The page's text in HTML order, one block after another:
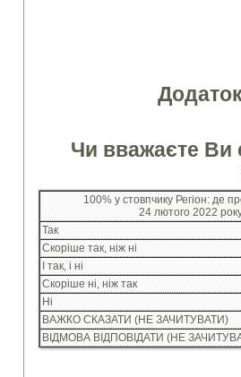
Чи вважаєте
100% у стовпчику Регіон: де
24 лютого 2022
Так
Скоріше так, ніж ні
І так, і ні
Скоріше ні, ніж так
Ні
ВАЖКО СКАЗАТИ (НЕ ЗАЧИТУВАТИ)
ВІДМОВА ВІДПОВІДАТИ (НЕ